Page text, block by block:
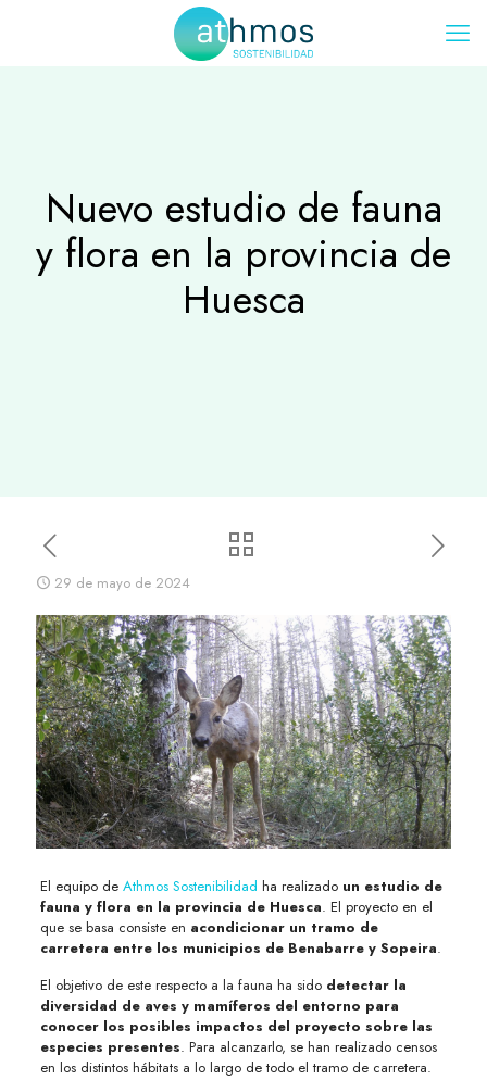
Nuevo estudio de fauna
y flora en la provincia de
Huesca
29 de mayo de 2024
El equipo de Athmos Sostenibilidad ha realizado un estudio de
fauna y flora en la provincia de Huesca. El proyecto en el
que se basa consiste en acondicionar un tramo de
carretera entre los municipios de Benabarre y Sopeira.
El objetivo de este respecto a la fauna ha sido detectar la
diversidad de aves y mamíferos del entorno para
conocer los posibles impactos del proyecto sobre las
especies presentes. Para alcanzarlo, se han realizado censos
en los distintos hábitats a lo largo de todo el tramo de carretera.